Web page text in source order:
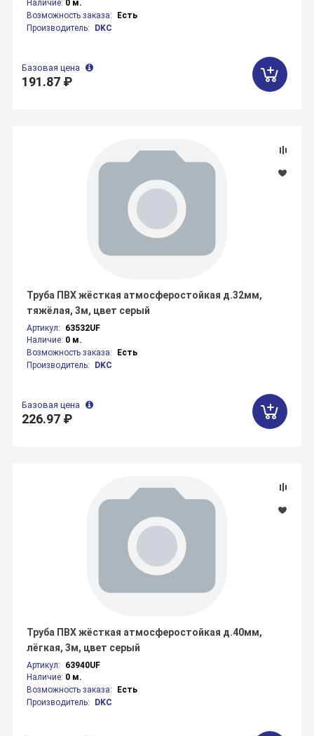
Наличие: 0 м.
Возможность заказа:
Есть
Производитель:
DKC
Базовая цена
191.87 ₽
Артикул:
63532UF
Наличие: 0 м.
Возможность заказа:
Есть
Производитель:
DKC
Труба ПВХ жёсткая атмосферостойкая д.32мм,
тяжёлая, 3м, цвет серый
Базовая цена
226.97 ₽
Артикул:
63940UF
Наличие: 0 м.
Возможность заказа:
Есть
Производитель:
DKC
Труба ПВХ жёсткая атмосферостойкая д.40мм,
лёгкая, 3м, цвет серый